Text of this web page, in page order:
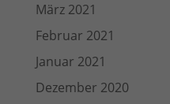
März 2021
Februar 2021
Januar 2021
Dezember 2020